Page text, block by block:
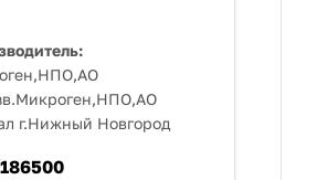
г.Нижный Новгород